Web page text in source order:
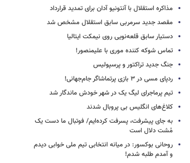
مذاکره استقلال با آنتونیو آدان برای تمدید قرارداد
مقصد جدید سرمربی سابق استقلال مشخص شد
دستیار سابق قلعه‌نویی روی نیمکت ایتالیا
تماس شوکه کننده موری با علیمنصور!
جنگ جدید تراکتور و پرسپولیس
ردپای مسی در ۳ بازی پرتماشاگر جام‌جهانی!
تیم پرماجرای لیگ یک در شهر خودش ماندگار شد
کلاغ‌های انگلیس بی پروبال شدند
به جای پیشرفت، پسرفت کرده‌ایم/ فوتبال ما دست یک
مُشت دلال است
روحانی بوکسور: در میانه انتخابی تیم ملی خوابی دیدم
و آمدم طلبه شدم!